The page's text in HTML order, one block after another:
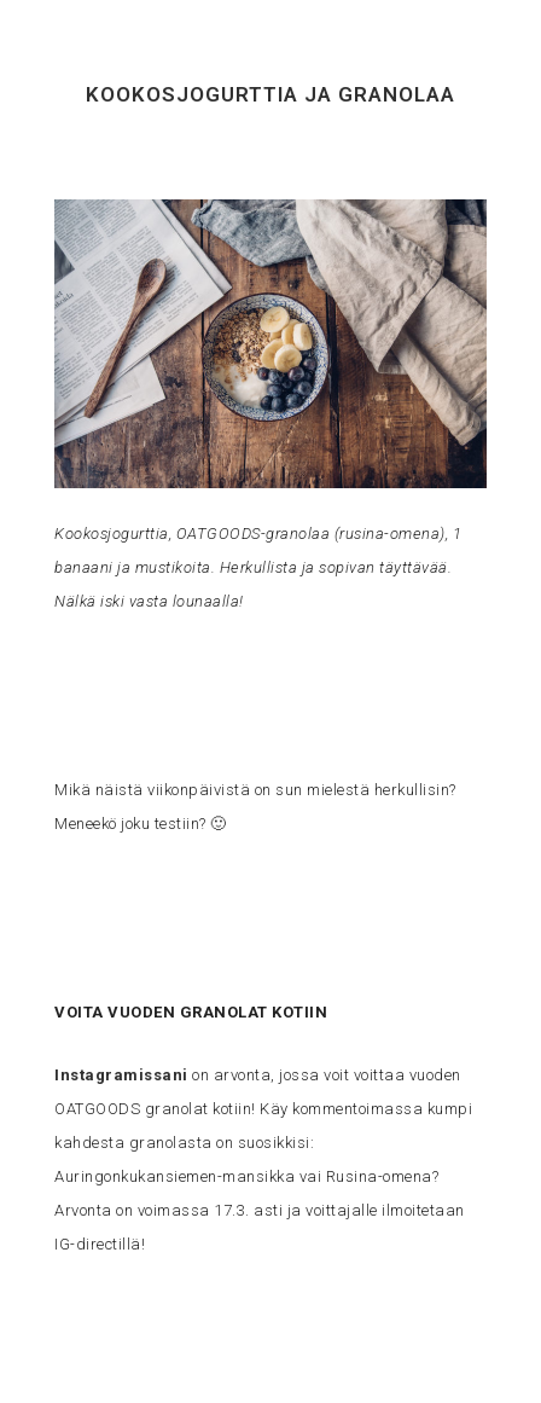
KOOKOSJOGURTTIA JA GRANOLAA
Kookosjogurttia, OATGOODS-granolaa (rusina-omena), 1
banaani ja mustikoita. Herkullista ja sopivan täyttävää.
Nälkä iski vasta lounaalla!
Mikä näistä viikonpäivistä on sun mielestä herkullisin?
Meneekö joku testiin? 🙂
VOITA VUODEN GRANOLAT KOTIIN
Instagramissani on arvonta, jossa voit voittaa vuoden
OATGOODS granolat kotiin! Käy kommentoimassa kumpi
kahdesta granolasta on suosikkisi:
Auringonkukansiemen-mansikka vai Rusina-omena?
Arvonta on voimassa 17.3. asti ja voittajalle ilmoitetaan
IG-directillä!